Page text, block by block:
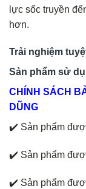
lực sốc truyền
hơn.
Trải nghiệm
Sản phẩm sử
CHÍNH SÁCH
DŨNG
✔️ Sản phẩm
✔️ Sản phẩm
✔️ Sản phẩm